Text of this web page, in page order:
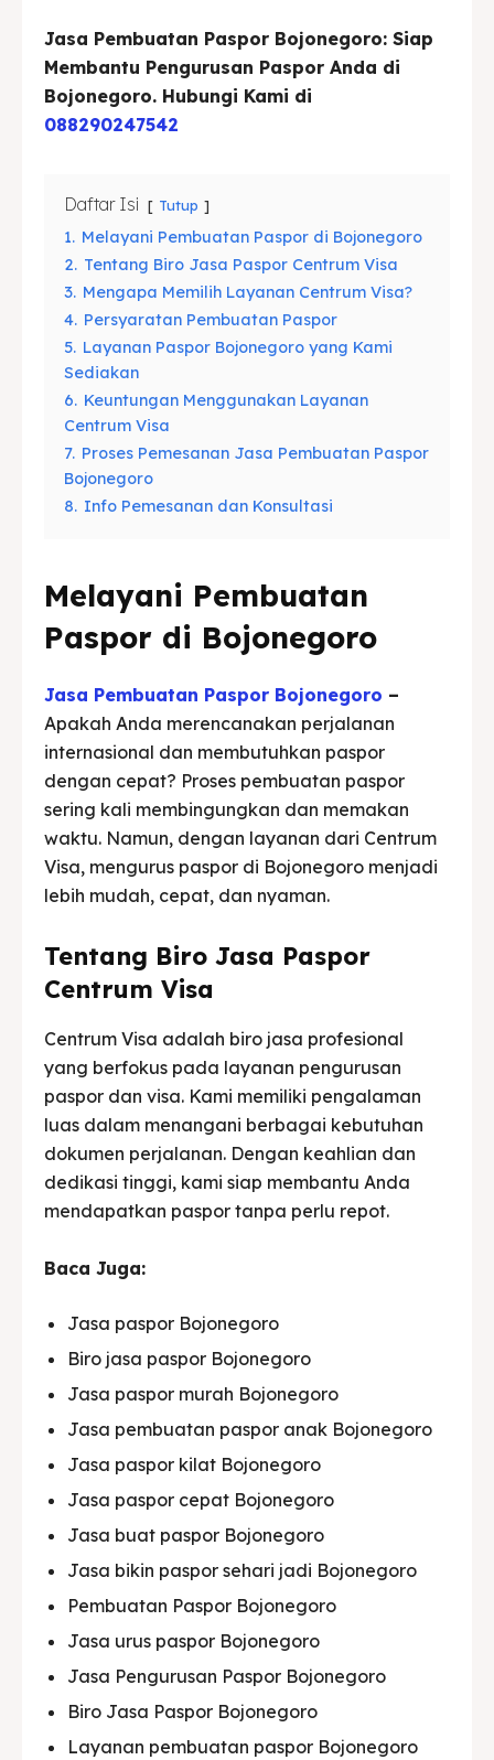
Asuransi
Blog
Asuransi
Blog
Jasa Pembuatan Paspor Bojonegoro: Siap
Membantu Pengurusan Paspor Anda di
Bojonegoro. Hubungi Kami di
088290247542
Daftar Isi Tutup
1. Melayani Pembuatan Paspor di Bojonegoro
2. Tentang Biro Jasa Paspor Centrum Visa
3. Mengapa Memilih Layanan Centrum Visa?
4. Persyaratan Pembuatan Paspor
5. Layanan Paspor Bojonegoro yang Kami
Sediakan
6. Keuntungan Menggunakan Layanan
Centrum Visa
7. Proses Pemesanan Jasa Pembuatan Paspor
Bojonegoro
8. Info Pemesanan dan Konsultasi
Melayani Pembuatan
Paspor di Bojonegoro
Jasa Pembuatan Paspor Bojonegoro –
Apakah Anda merencanakan perjalanan
internasional dan membutuhkan paspor
dengan cepat? Proses pembuatan paspor
sering kali membingungkan dan memakan
waktu. Namun, dengan layanan dari Centrum
Visa, mengurus paspor di Bojonegoro menjadi
lebih mudah, cepat, dan nyaman.
Tentang Biro Jasa Paspor
Centrum Visa
Centrum Visa adalah biro jasa profesional
yang berfokus pada layanan pengurusan
paspor dan visa. Kami memiliki pengalaman
luas dalam menangani berbagai kebutuhan
dokumen perjalanan. Dengan keahlian dan
dedikasi tinggi, kami siap membantu Anda
mendapatkan paspor tanpa perlu repot.
Baca Juga:
Jasa paspor Bojonegoro
Biro jasa paspor Bojonegoro
Jasa paspor murah Bojonegoro
Jasa pembuatan paspor anak Bojonegoro
Jasa paspor kilat Bojonegoro
Jasa paspor cepat Bojonegoro
Jasa buat paspor Bojonegoro
Jasa bikin paspor sehari jadi Bojonegoro
Pembuatan Paspor Bojonegoro
Jasa urus paspor Bojonegoro
Jasa Pengurusan Paspor Bojonegoro
Biro Jasa Paspor Bojonegoro
Layanan pembuatan paspor Bojonegoro